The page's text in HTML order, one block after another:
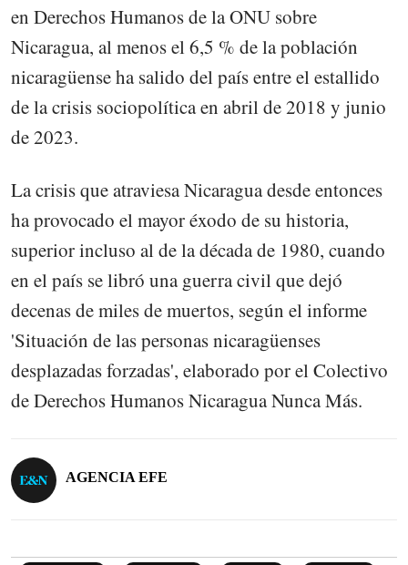
en Derechos Humanos de la ONU sobre
Nicaragua, al menos el 6,5 % de la población
nicaragüense ha salido del país entre el estallido
de la crisis sociopolítica en abril de 2018 y junio
de 2023.
La crisis que atraviesa Nicaragua desde entonces
ha provocado el mayor éxodo de su historia,
superior incluso al de la década de 1980, cuando
en el país se libró una guerra civil que dejó
decenas de miles de muertos, según el informe
'Situación de las personas nicaragüenses
desplazadas forzadas', elaborado por el Colectivo
de Derechos Humanos Nicaragua Nunca Más.
AGENCIA EFE